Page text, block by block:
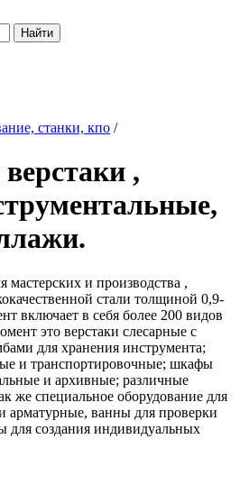
Найти
станки, кпо /
,
мастерских и производства ,
стали толщиной 0,9-
включает в себя более 200 видов
это верстаки слесарные с
для хранения инструмента;
и транспортировочные; шкафы
и архивные; различные
же специальное оборудование для
арматурные, ванны для проверки
для создания индивидуальных